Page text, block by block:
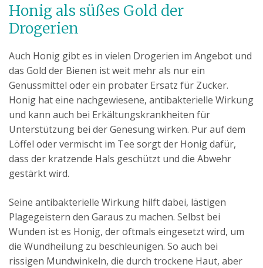
Honig als süßes Gold der
Drogerien
Auch Honig gibt es in vielen Drogerien im Angebot und
das Gold der Bienen ist weit mehr als nur ein
Genussmittel oder ein probater Ersatz für Zucker.
Honig hat eine nachgewiesene, antibakterielle Wirkung
und kann auch bei Erkältungskrankheiten für
Unterstützung bei der Genesung wirken. Pur auf dem
Löffel oder vermischt im Tee sorgt der Honig dafür,
dass der kratzende Hals geschützt und die Abwehr
gestärkt wird.
Seine antibakterielle Wirkung hilft dabei, lästigen
Plagegeistern den Garaus zu machen. Selbst bei
Wunden ist es Honig, der oftmals eingesetzt wird, um
die Wundheilung zu beschleunigen. So auch bei
rissigen Mundwinkeln, die durch trockene Haut, aber